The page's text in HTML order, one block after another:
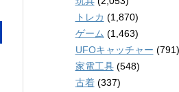
トレカ (1,870)
ゲーム (1,463)
UFOキャッチャー (791)
家電工具(548)
古着(337)